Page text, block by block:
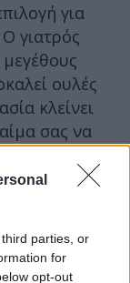
parties, or
for
opt-out
για
γιατρός
μεγέθους
ουλές
κλείνει
σας να
και